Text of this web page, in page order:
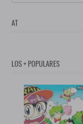
AT
LOS + POPULARES